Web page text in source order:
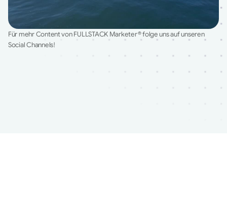
Für mehr Content von FULLSTACK Marketer® folge uns auf unseren
Social Channels!